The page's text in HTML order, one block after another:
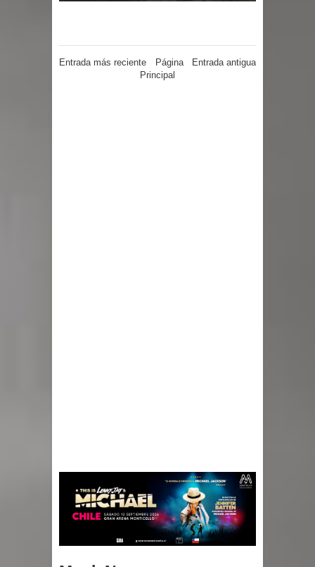
Entrada más reciente Entrada antigua
Página
Principal